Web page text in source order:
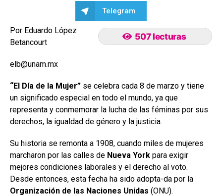
Telegram
507 lecturas
Por Eduardo López
Betancourt
elb@unam.mx
“El Día de la Mujer” se celebra cada 8 de marzo y tiene
un significado especial en todo el mundo, ya que
representa y conmemorar la lucha de las féminas por sus
derechos, la igualdad de género y la justicia.
Su historia se remonta a 1908, cuando miles de mujeres
marcharon por las calles de Nueva York para exigir
mejores condiciones laborales y el derecho al voto.
Desde entonces, esta fecha ha sido adopta-da por la
Organización de las Naciones Unidas (ONU).